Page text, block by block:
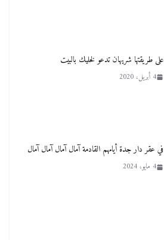
على طريقتها شريهان تدعو لخليك بالبيت
4 أبريل، 2020
في عقر دار جدة أيامهم القادمة آمال آمال آمال آمال
4 مايو، 2024